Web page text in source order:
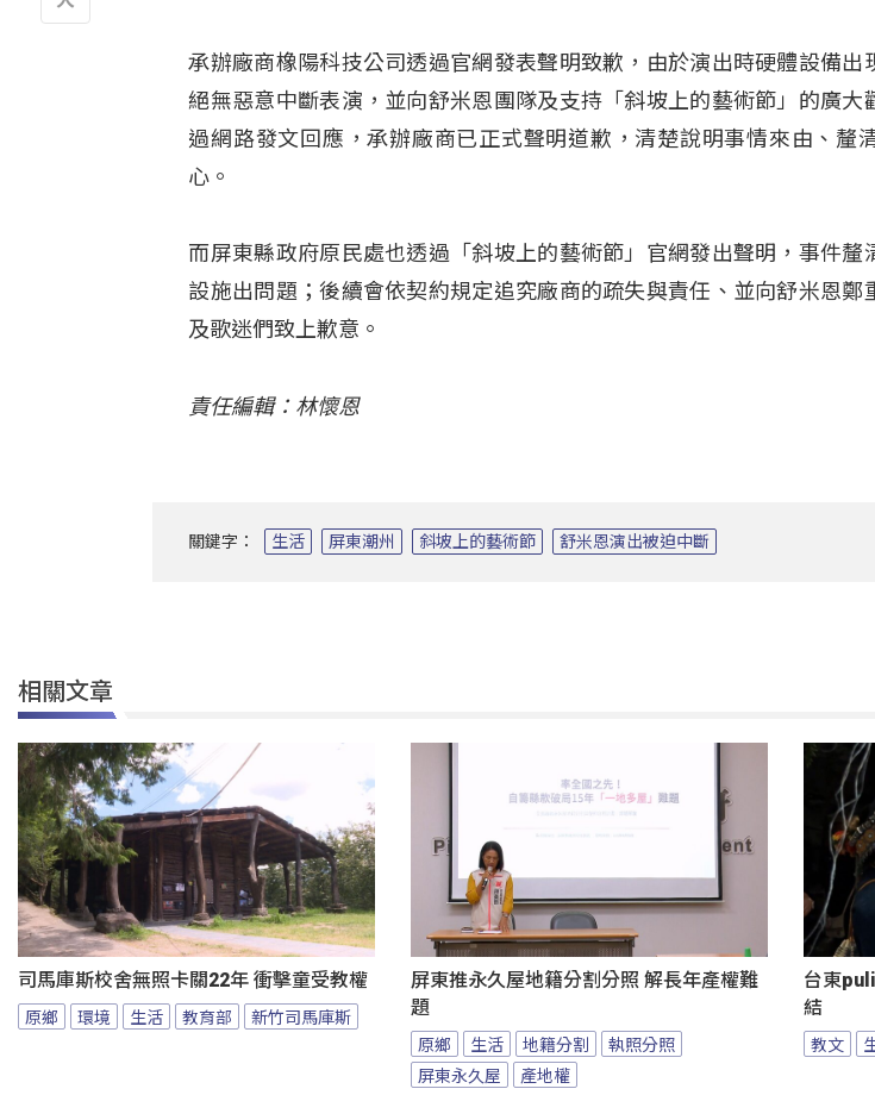
承辦廠商橡陽科技公司透過官網發表聲明致歉，由於演出時硬體設備出
絕無惡意中斷表演，並向舒米恩團隊及支持「斜坡上的藝術節」的廣大
過網路發文回應，承辦廠商已正式聲明道歉，清楚說明事情來由、釐
心。
而屏東縣政府原民處也透過「斜坡上的藝術節」官網發出聲明，事件釐
設施出問題；後續會依契約規定追究廠商的疏失與責任、並向舒米恩鄭
及歌迷們致上歉意。
責任編輯：林懷恩
關鍵字： 生活 屏東潮州 斜坡上的藝術節 舒米恩演出被迫中斷
相關文章
司馬庫斯校舍無照卡關22年 衝擊童受教權
原鄉 環境 生活 教育部 新竹司馬庫斯
屏東推永久屋地籍分割分照 解長年產權難
題
原鄉 生活 地籍分割
執照分照
屏東永久屋
產地權
台東
結
教文